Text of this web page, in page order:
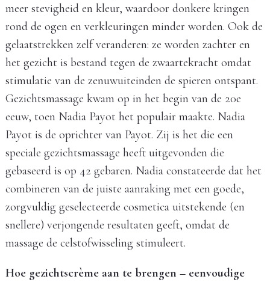
meer stevigheid en kleur, waardoor donkere kringen
rond de ogen en verkleuringen minder worden. Ook de
gelaatstrekken zelf veranderen: ze worden zachter en
het gezicht is bestand tegen de zwaartekracht omdat
stimulatie van de zenuwuiteinden de spieren ontspant.
Gezichtsmassage kwam op in het begin van de 20e
eeuw, toen Nadia Payot het populair maakte. Nadia
Payot is de oprichter van Payot. Zij is het die een
speciale gezichtsmassage heeft uitgevonden die
gebaseerd is op 42 gebaren. Nadia constateerde dat het
combineren van de juiste aanraking met een goede,
zorgvuldig geselecteerde cosmetica uitstekende (en
snellere) verjongende resultaten geeft, omdat de
massage de celstofwisseling stimuleert.
Hoe gezichtscrème aan te brengen – eenvoudige